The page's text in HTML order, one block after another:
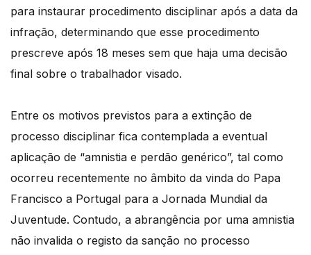
para instaurar procedimento disciplinar após a data da
infração, determinando que esse procedimento
prescreve após 18 meses sem que haja uma decisão
final sobre o trabalhador visado.
Entre os motivos previstos para a extinção de
processo disciplinar fica contemplada a eventual
aplicação de “amnistia e perdão genérico”, tal como
ocorreu recentemente no âmbito da vinda do Papa
Francisco a Portugal para a Jornada Mundial da
Juventude. Contudo, a abrangência por uma amnistia
não invalida o registo da sanção no processo